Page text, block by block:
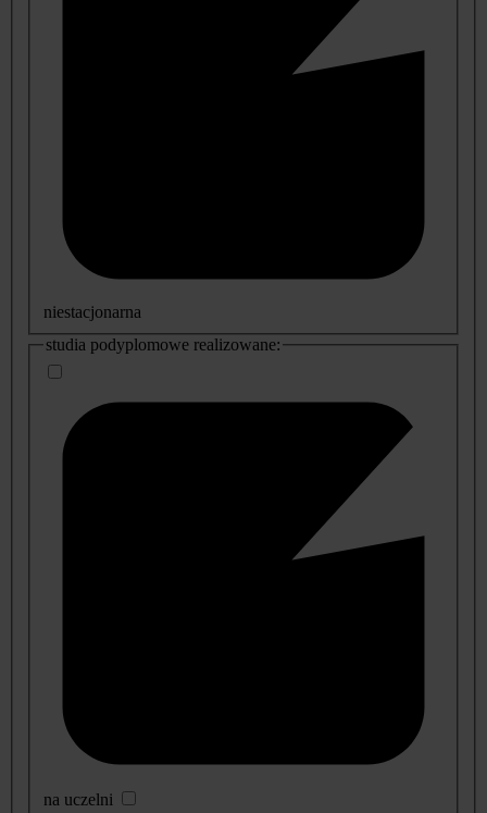
niestacjonarna
studia podyplomowe realizowane:
na uczelni